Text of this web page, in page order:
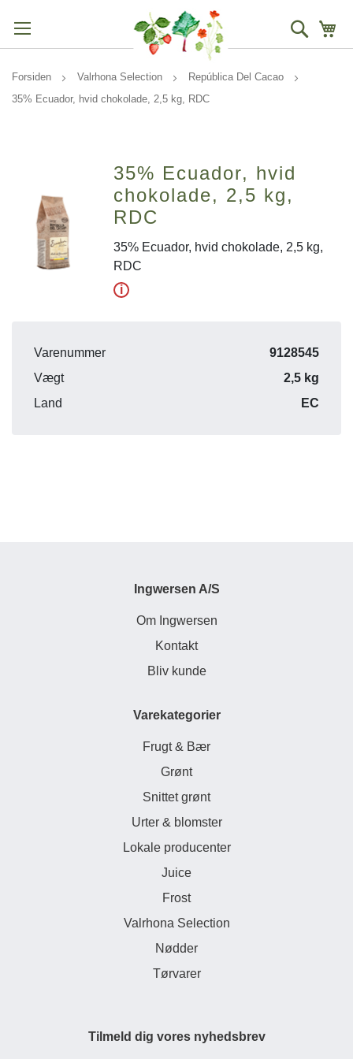
Søg
Forsiden Valrhona Selection
República Del Cacao
35% Ecuador, hvid chokolade, 2,5 kg, RDC
35% Ecuador, hvid
chokolade, 2,5 kg,
RDC
35% Ecuador, hvid chokolade, 2,5 kg,
RDC
i
Varenummer
9128545
Vægt
2,5 kg
Land
EC
Ingwersen A/S
Om Ingwersen
Kontakt
Bliv kunde
Varekategorier
Frugt & Bær
Grønt
Snittet grønt
Urter & blomster
Lokale producenter
Juice
Frost
Valrhona Selection
Nødder
Tørvarer
Tilmeld dig vores nyhedsbrev